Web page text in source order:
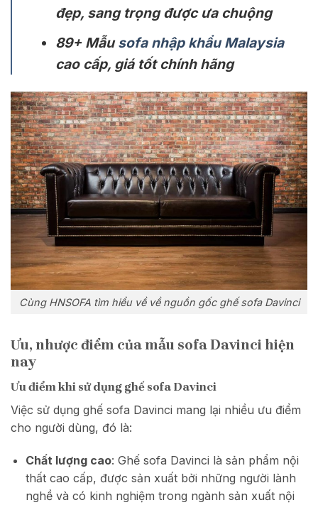
đẹp, sang trọng được ưa chuộng
89+ Mẫusofa nhập khẩu Malaysia
cao cấp, giá tốt chính hãng
Cùng HNSOFA tìm hiểu về về nguồn gốc ghế sofa Davinci
Ưu, nhược điểm của mẫu sofa Davinci hiện
nay
Ưu điểm khi sử dụng ghế sofa Davinci
Việc sử dụng ghế sofa Davinci mang lại nhiều ưu điểm
cho người dùng, đó là:
Chất lượng cao: Ghế sofa Davinci là sản phẩm nội
thất cao cấp, được sản xuất bởi những người lành
nghề và có kinh nghiệm trong ngành sản xuất nội